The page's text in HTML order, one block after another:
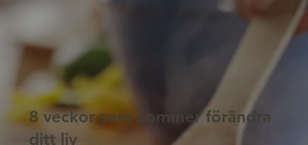
8 veckor som kommer förändra
ditt liv